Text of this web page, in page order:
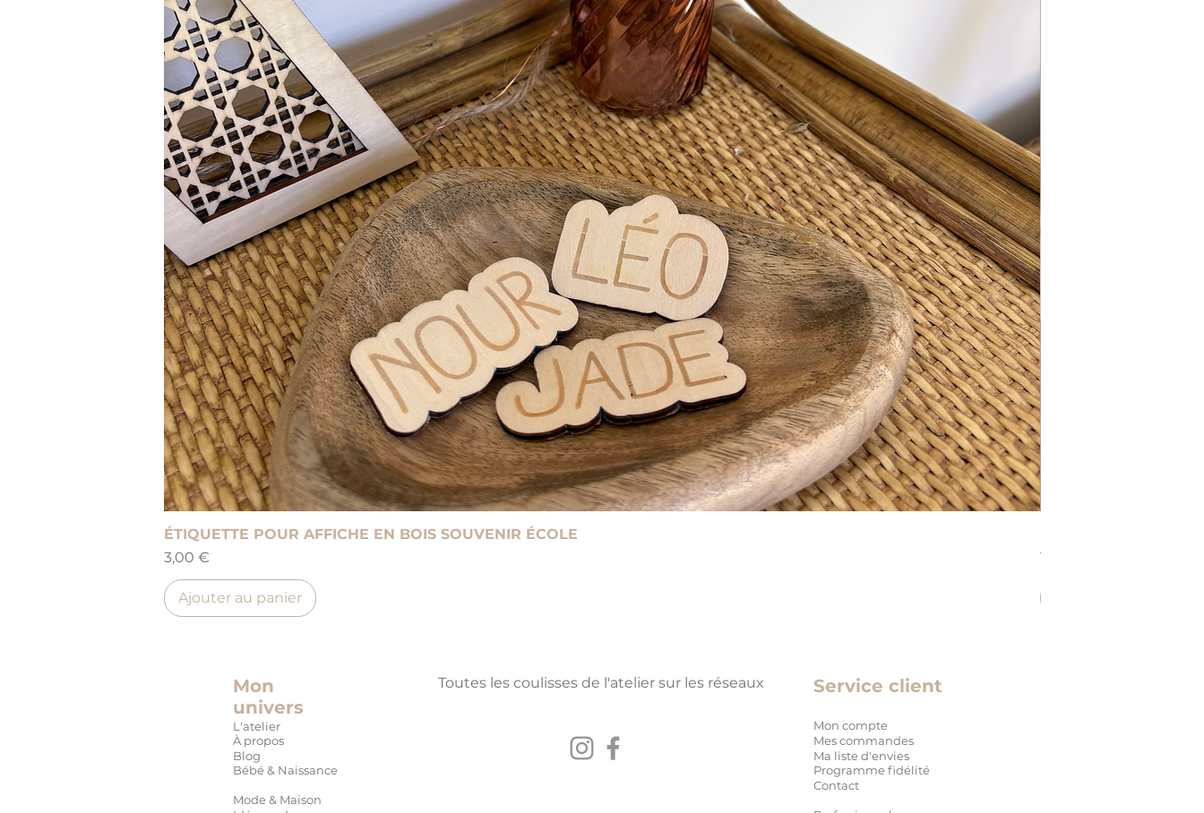
ÉTIQUETTE POUR AFFICHE EN BOIS SOUVENIR ÉCOLE
Prix
3,00 €
Ajouter au panier
Prix
17,90 €
Mon
univers
L'atelier
À propos
Blog
Bébé & Naissance
Toutes les coulisses de l'atelier sur les réseaux Service client
Mon compte
Mes commandes
Ma liste d'envies
Programme fidélité
Contact
Mode & Maison